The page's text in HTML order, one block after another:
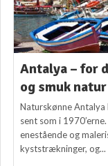
Antalya – for
og smuk natur
Naturskønne Antalya
sent som i
enestående og
kyststrækninger, og...